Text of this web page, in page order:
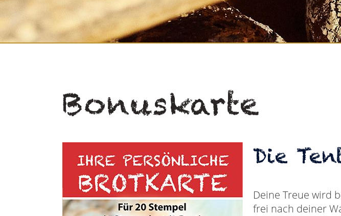
Bonuskarte
Die
Deine Treue wird
frei nach deiner